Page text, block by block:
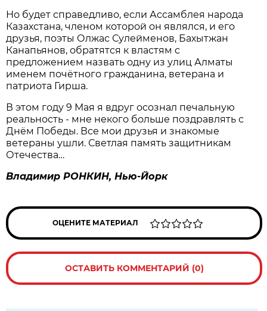
Но будет справедливо, если Ассамблея народа
Казахстана, членом которой он являлся, и его
друзья, поэты Олжас Сулейменов, Бахытжан
Канапьянов, обратятся к властям с
предложением назвать одну из улиц Алматы
именем почётного гражданина, ветерана и
патриота Гирша.
В этом году 9 Мая я вдруг осознал печальную
реальность - мне некого больше поздравлять с
Днём Победы. Все мои друзья и знакомые
ветераны ушли. Светлая память защитникам
Отечества…
Владимир РОНКИН, Нью-Йорк
ОЦЕНИТЕ МАТЕРИАЛ
ОСТАВИТЬ КОММЕНТАРИЙ (0)